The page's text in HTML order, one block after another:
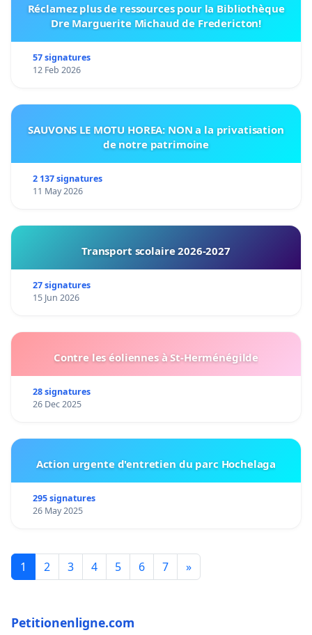
Réclamez plus de ressources pour la Bibliothèque
Dre Marguerite Michaud de Fredericton!
57 signatures
12 Feb 2026
SAUVONS LE MOTU HOREA: NON a la privatisation
de notre patrimoine
2 137 signatures
11 May 2026
Transport scolaire 2026-2027
27 signatures
15 Jun 2026
Contre les éoliennes à St-Herménégilde
28 signatures
26 Dec 2025
Action urgente d'entretien du parc Hochelaga
295 signatures
26 May 2025
1 2 3 4 5 6 7 »
Petitionenligne.com